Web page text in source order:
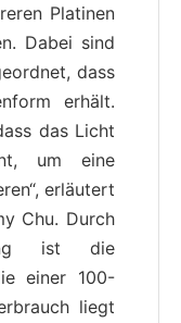
Platinen
Dabei sind
dass
erhält.
das Licht
um eine
erläutert
Chu. Durch
ist die
einer 100-
liegt